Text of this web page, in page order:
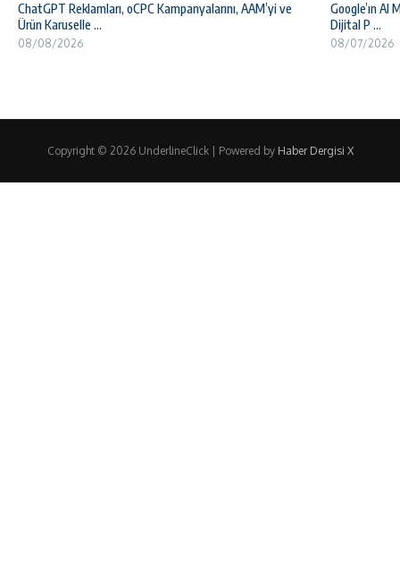
ChatGPT Reklamları, oCPC Kampanyalarını, AAM’yi ve
Ürün Karuselle ...
08/08/2026
Google’ın AI
Dijital P ...
08/07/2026
Copyright © 2026 UnderlineClick | Powered by Haber Dergisi X